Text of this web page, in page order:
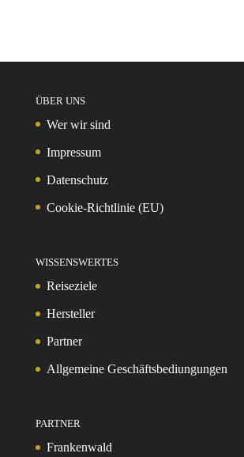
ÜBER UNS
Wer wir sind
Impressum
Datenschutz
Cookie-Richtlinie (EU)
WISSENSWERTES
Reiseziele
Hersteller
Partner
Allgemeine Geschäftsbediungungen
PARTNER
Frankenwald